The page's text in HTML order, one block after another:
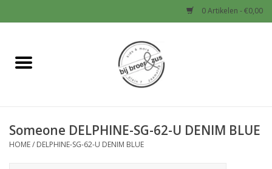
0 Artikelen - €0,00
Home
Baby
Someone DELPHINE-SG-62-U DENIM BLUE
HOME/ DELPHINE-SG-62-U DENIM BLUE